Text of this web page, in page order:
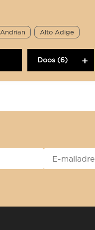
Andrian Alto Adige
Doos (6)